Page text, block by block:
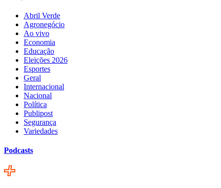
Abril Verde
Agronegócio
Ao vivo
Economia
Educação
Eleições 2026
Esportes
Geral
Internacional
Nacional
Política
Publipost
Segurança
Variedades
Podcasts